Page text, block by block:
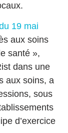
19 mai
aux soins
santé »,
dans une
aux soins, a
sous
d’exercice